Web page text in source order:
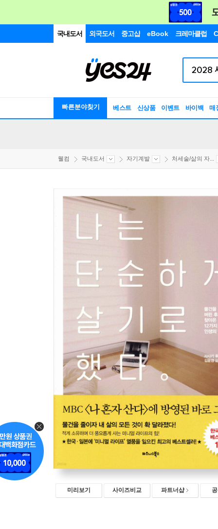
국내도서 외국도서 중고샵 eBook 크레마클럽
빠른분야찾기 베스트 신상품 이벤트 바이백 매
웰컴 국내도서 자기계발 처세술/삶의 자...
미리보기 사이즈비교 파트너샵